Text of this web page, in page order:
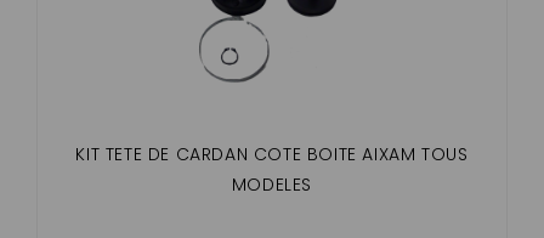
KIT TETE DE CARDAN COTE BOITE AIXAM TOUS
MODELES